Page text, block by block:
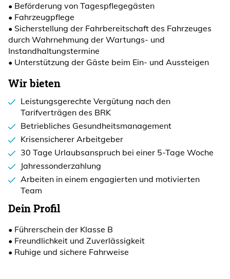
• Beförderung von Tagespflegegästen
• Fahrzeugpflege
• Sicherstellung der Fahrbereitschaft des Fahrzeuges
durch Wahrnehmung der Wartungs- und
Instandhaltungstermine
• Unterstützung der Gäste beim Ein- und Aussteigen
Wir bieten
Leistungsgerechte Vergütung nach den
Tarifverträgen des BRK
Betriebliches Gesundheitsmanagement
Krisensicherer Arbeitgeber
30 Tage Urlaubsanspruch bei einer 5-Tage Woche
Jahressonderzahlung
Arbeiten in einem engagierten und motivierten
Team
Dein Profil
• Führerschein der Klasse B
• Freundlichkeit und Zuverlässigkeit
• Ruhige und sichere Fahrweise